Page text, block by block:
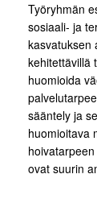
Työryhmän
sosiaali- ja
kasvatuksen
kehitettävillä
huomioida
sääntely ja
huomioitava
ovat suurin